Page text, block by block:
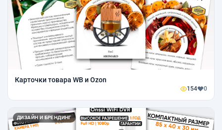
Карточки товара WB и Ozon
154 0
ДИЗАЙН И БРЕНДИНГ